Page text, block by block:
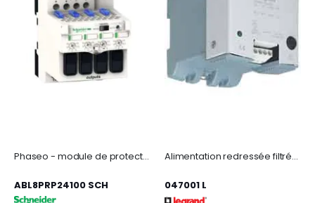
Phaseo - module de protection électronique - 28..28,8vcc - 10a - r alim. électr.
ABL8PRP24100 SCH
Alimentation redressée filtrée monophasée entrée 230-400V~ /sortie 12V= - 12W 1A
047001 L